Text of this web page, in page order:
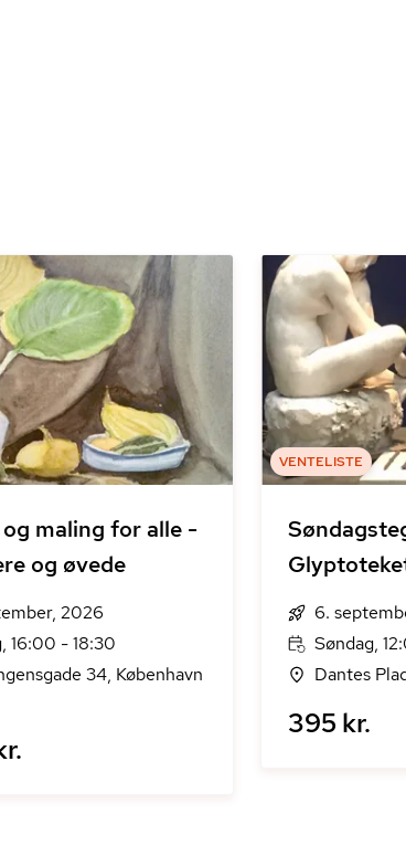
maling for alle -
og øvede
2026
16:00 - 18:30
34, København
VENTELISTE
6.
Søndag,
Dantes
395 kr.